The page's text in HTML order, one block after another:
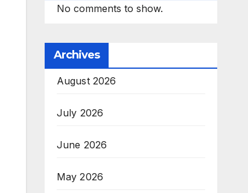
No comments to show.
Archives
August 2026
July 2026
June 2026
May 2026